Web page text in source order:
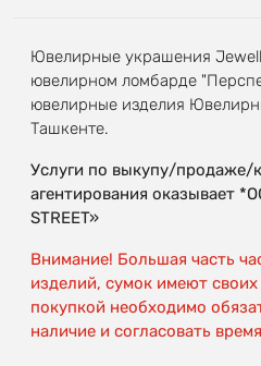
Ювелирные украшения
ювелирном ломбарде
ювелирные изделия
Ташкенте.
Услуги по выкупу/продаже/
агентирования оказывает
STREET»
Внимание! Большая часть
изделий, сумок имеют
покупкой необходимо
наличие и согласовать